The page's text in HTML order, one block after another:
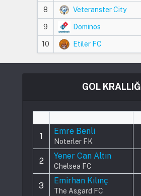
8 Veteranster City
9 Dominos
10 Etiler FC
GOL KRALLIĞI
1
Emre Benli
Noterler FK
2
Yener Can Altın
Chelsea FC
3
Emirhan Kılınç
The Asgard FC